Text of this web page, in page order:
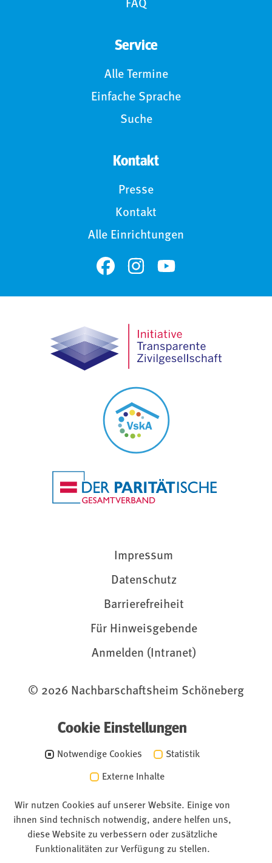
FAQ
Service
Alle Termine
Einfache Sprache
Suche
Kontakt
Presse
Kontakt
Alle Einrichtungen
Impressum
Datenschutz
Barrierefreiheit
Für Hinweisgebende
Anmelden (Intranet)
© 2026 Nachbarschaftsheim Schöneberg
Cookie Einstellungen
Notwendige Cookies Statistik
Externe Inhalte
Wir nutzen Cookies auf unserer Website. Einige von
ihnen sind technisch notwendig, andere helfen uns,
diese Website zu verbessern oder zusätzliche
Funktionalitäten zur Verfügung zu stellen.